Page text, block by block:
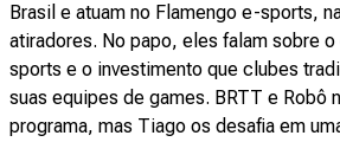
Brasil e atuam no Flamengo e-sports,
atiradores. No papo, eles falam sobre
sports e o investimento que clubes
suas equipes de games. BRTT e Robô
programa, mas Tiago os desafia em